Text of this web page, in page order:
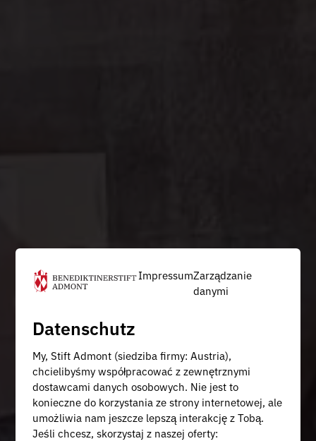
ImpressumZarządzanie
danymi
Datenschutz
My, Stift Admont (siedziba firmy: Austria),
chcielibyśmy współpracować z zewnętrznymi
dostawcami danych osobowych. Nie jest to
konieczne do korzystania ze strony internetowej, ale
umożliwia nam jeszcze lepszą interakcję z Tobą.
Jeśli chcesz, skorzystaj z naszej oferty: